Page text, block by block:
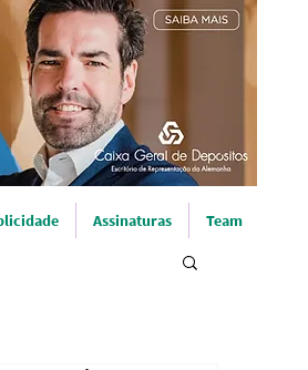
Assinaturas Team